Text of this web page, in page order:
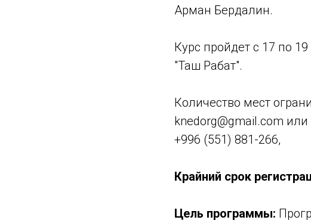
Арман Бердалин.
Курс пройдет с 17 по
"Таш Рабат".
Количество мест
knedorg@gmail.com или
+996 (551) 881-266,
Крайний срок
Цель программы: